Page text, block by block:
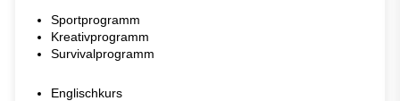
Sportprogramm
Kreativprogramm
Survivalprogramm
Englischkurs